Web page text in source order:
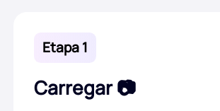
Etapa 1
Carregar